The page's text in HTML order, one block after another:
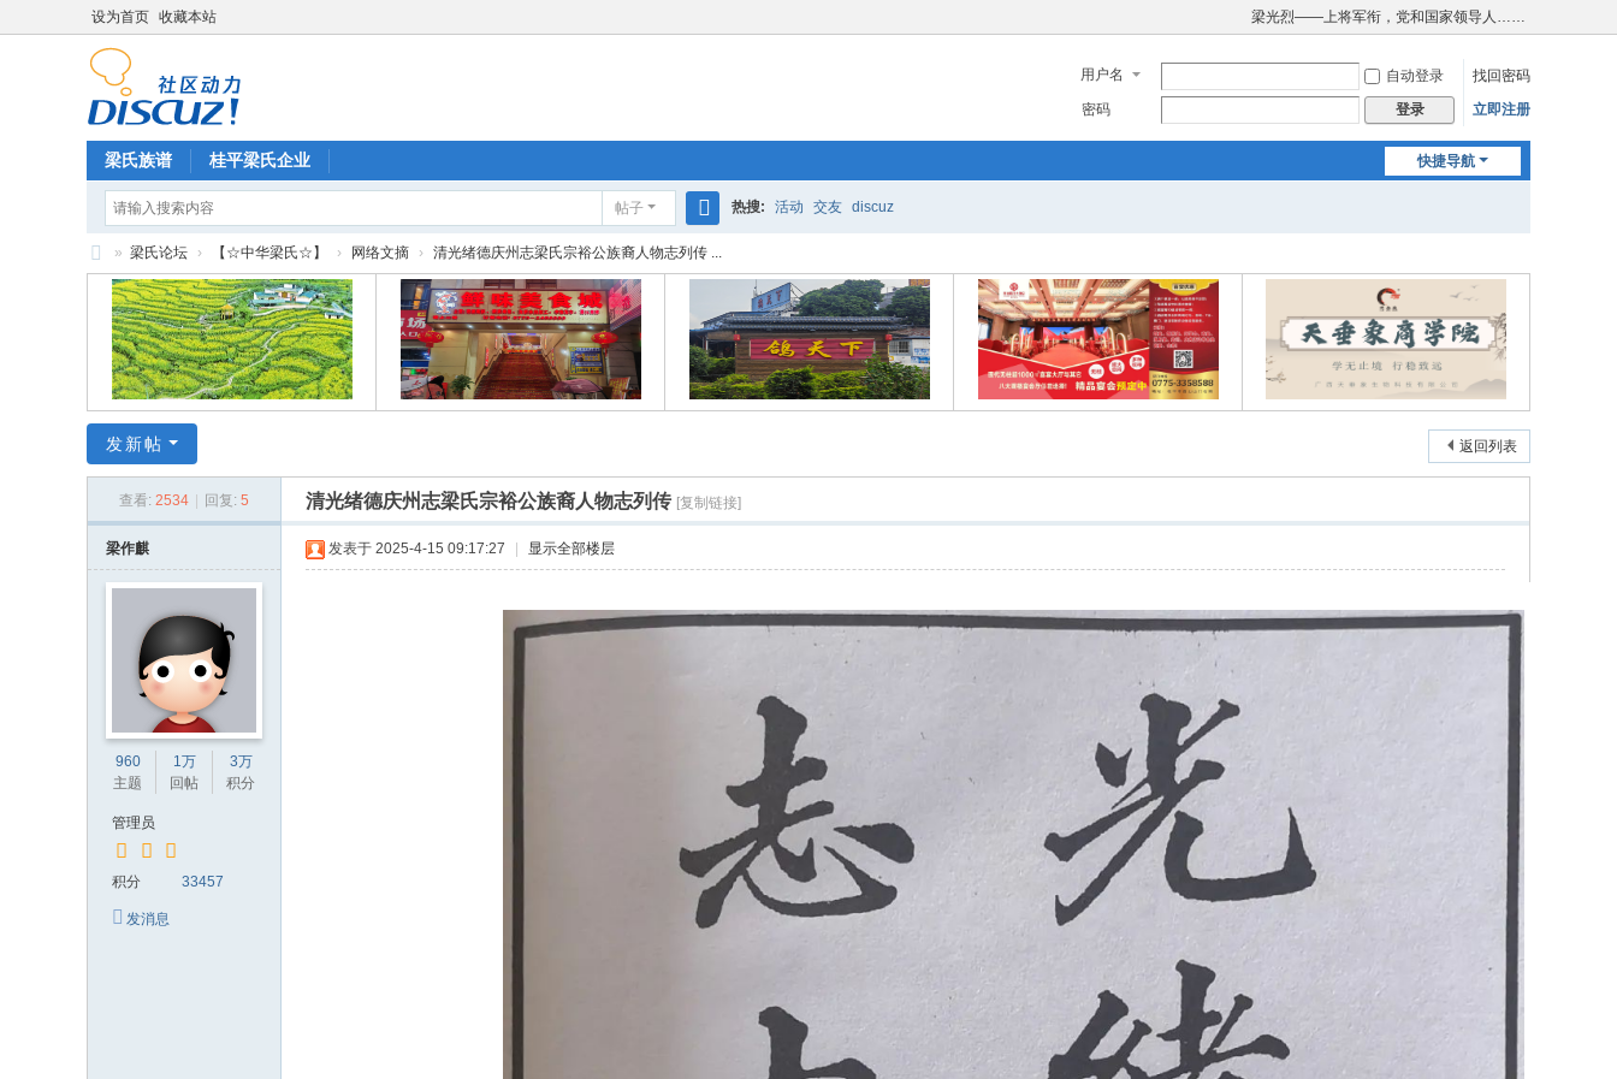
设为首页 收藏本站 梁光烈——上将军衔，党和国家领导人……
用户名 自动登录
找回密码
密码
登录 立即注册
快捷导航
梁氏族谱 桂平梁氏企业
帖子
搜
索
热搜: 活动 交友 discuz
» 梁氏论坛 › 【☆中华梁氏☆】 › 网络文摘 › 清光绪德庆州志梁氏宗裕公族裔人物志列传 ...
返回列表
发新帖
查看: 2534 回复: 5 清光绪德庆州志梁氏宗裕公族裔人物志列传 [复制链接]
梁作麒
960
主题
1万
回帖
3万
积分
管理员
积分 33457
发消息
发表于 2025-4-15 09:17:27 显示全部楼层